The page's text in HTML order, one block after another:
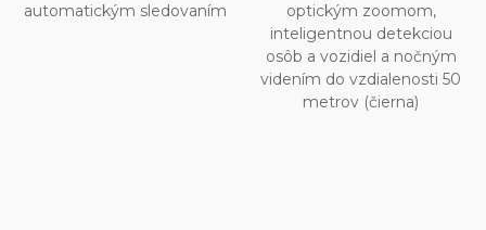
automatickým sledovaním
optickým zoomom,
inteligentnou detekciou
osôb a vozidiel a nočným
videním do vzdialenosti 50
metrov (čierna)